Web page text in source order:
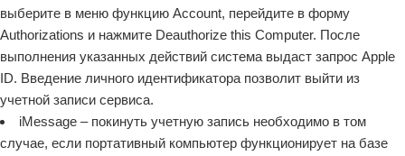
выберите в меню функцию Account, перейдите в форму
Authorizations и нажмите Deauthorize this Computer. После
выполнения указанных действий система выдаст запрос Apple
ID. Введение личного идентификатора позволит выйти из
учетной записи сервиса.
iMessage – покинуть учетную запись необходимо в том
случае, если портативный компьютер функционирует на базе